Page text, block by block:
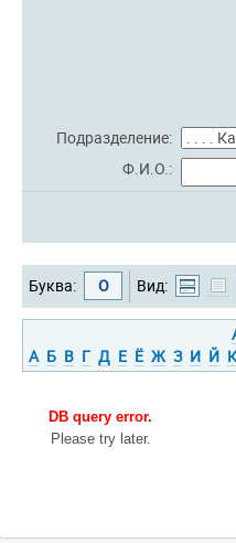
Подразделение:
Ф.И.О.:
Буква: О Вид:
А Б В Г Д Е Ё Ж З И Й К
DB query error.
Please try later.